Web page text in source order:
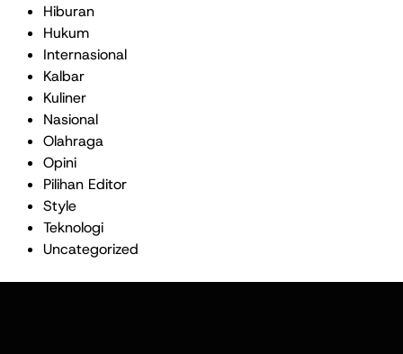
Hiburan
Hukum
Internasional
Kalbar
Kuliner
Nasional
Olahraga
Opini
Pilihan Editor
Style
Teknologi
Uncategorized